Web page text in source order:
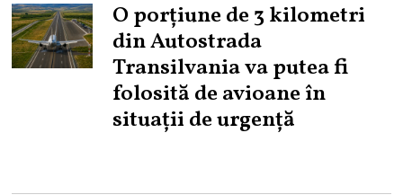
O porțiune de 3 kilometri
din Autostrada
Transilvania va putea fi
folosită de avioane în
situații de urgență